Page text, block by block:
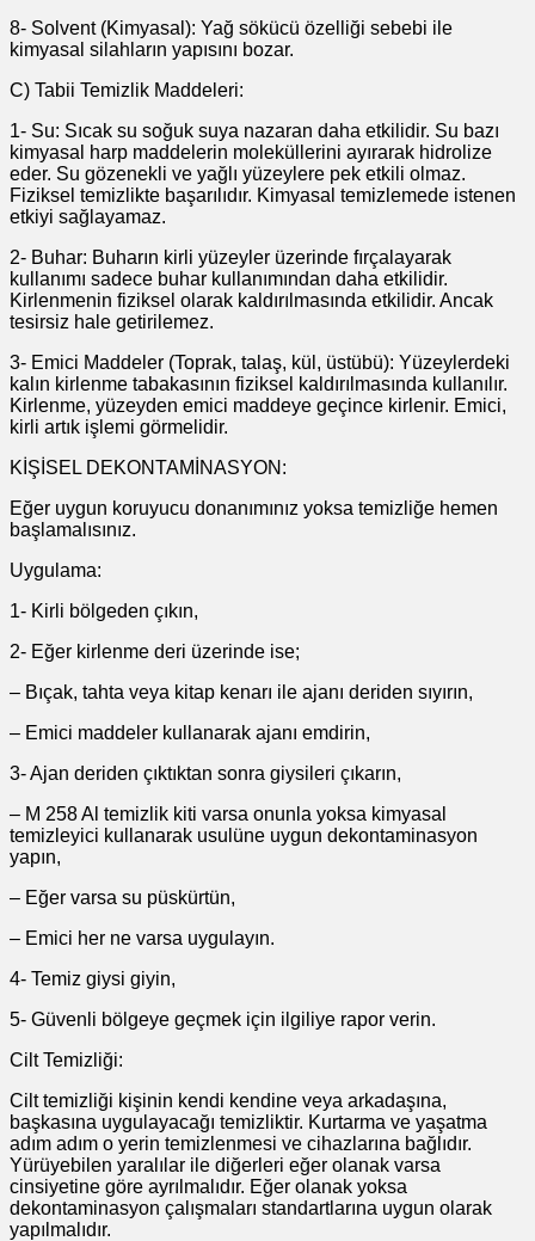
8- Solvent (Kimyasal): Yağ sökücü özelliği sebebi ile
kimyasal silahların yapısını bozar.
C) Tabii Temizlik Maddeleri:
1- Su: Sıcak su soğuk suya nazaran daha etkilidir. Su bazı
kimyasal harp maddelerin moleküllerini ayırarak hidrolize
eder. Su gözenekli ve yağlı yüzeylere pek etkili olmaz.
Fiziksel temizlikte başarılıdır. Kimyasal temizlemede istenen
etkiyi sağlayamaz.
2- Buhar: Buharın kirli yüzeyler üzerinde fırçalayarak
kullanımı sadece buhar kullanımından daha etkilidir.
Kirlenmenin fiziksel olarak kaldırılmasında etkilidir. Ancak
tesirsiz hale getirilemez.
3- Emici Maddeler (Toprak, talaş, kül, üstübü): Yüzeylerdeki
kalın kirlenme tabakasının fiziksel kaldırılmasında kullanılır.
Kirlenme, yüzeyden emici maddeye geçince kirlenir. Emici,
kirli artık işlemi görmelidir.
KİŞİSEL DEKONTAMİNASYON:
Eğer uygun koruyucu donanımınız yoksa temizliğe hemen
başlamalısınız.
Uygulama:
1- Kirli bölgeden çıkın,
2- Eğer kirlenme deri üzerinde ise;
– Bıçak, tahta veya kitap kenarı ile ajanı deriden sıyırın,
– Emici maddeler kullanarak ajanı emdirin,
3- Ajan deriden çıktıktan sonra giysileri çıkarın,
– M 258 Al temizlik kiti varsa onunla yoksa kimyasal
temizleyici kullanarak usulüne uygun dekontaminasyon
yapın,
– Eğer varsa su püskürtün,
– Emici her ne varsa uygulayın.
4- Temiz giysi giyin,
5- Güvenli bölgeye geçmek için ilgiliye rapor verin.
Cilt Temizliği:
Cilt temizliği kişinin kendi kendine veya arkadaşına,
başkasına uygulayacağı temizliktir. Kurtarma ve yaşatma
adım adım o yerin temizlenmesi ve cihazlarına bağlıdır.
Yürüyebilen yaralılar ile diğerleri eğer olanak varsa
cinsiyetine göre ayrılmalıdır. Eğer olanak yoksa
dekontaminasyon çalışmaları standartlarına uygun olarak
yapılmalıdır.